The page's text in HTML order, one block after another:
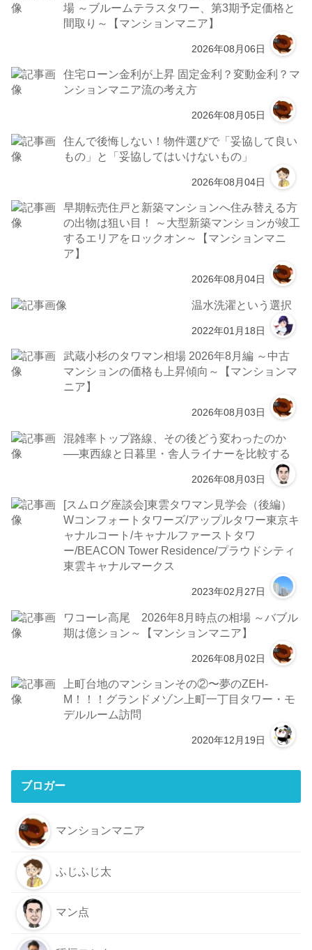
場 ～ブルームテラスタワー、第3期予定価格と
間取り～【マンションマニア】
2026年08月06日
住宅ローン金利が上昇 固定金利？変動金利？マ
ンションマニア流の考え方
2026年08月05日
住んで後悔しない！物件選びで「妥協して良い
もの」と「妥協してはいけないもの」
2026年08月04日
早期転売住戸と新築マンションへ住み替える方
の出物は狙い目！ ～大型新築マンションが竣工
するエリアをロックオン～【マンションマニ
ア】
2026年08月04日
温水洗濯という選択
2022年01月18日
武蔵小杉のタワマン相場 2026年8月編 ～中古
マンションの価格も上昇傾向～【マンションマ
ニア】
2026年08月03日
混雑率トップ路線、その後どう変わったのか
──東西線と日暮里・舎人ライナーを比較する
2026年08月03日
[スムログ座談会]東雲タワマン見学会（後編）
Wコンフォートタワーズ/アップルタワー東京キ
ャナルコート/キャナルファーストタワ
ー/BEACON Tower Residence/プラウドシティ
東雲キャナルマークス
2023年02月27日
ワコーレ高尾 2026年8月時点の相場 ～バブル
期は億ション～【マンションマニア】
2026年08月02日
上町台地のマンションその②〜夢のZEH-
M！！！グランドメゾン上町一丁目タワー・モ
デルルーム訪問
2020年12月19日
ブロガー
マンションマニア
ふじふじ太
マン点